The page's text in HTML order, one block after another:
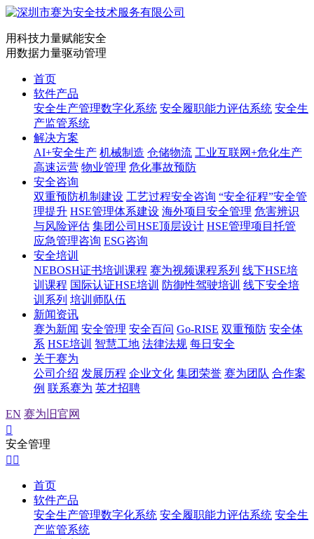
用科技力量赋能安全
用数据力量驱动管理
首页
软件产品
安全生产管理数字化系统 安全履职能力评估系统 安全生
产监管系统
解决方案
AI+安全生产 机械制造 仓储物流 工业互联网+危化生产
高速运营 物业管理 危化事故预防
安全咨询
双重预防机制建设 工艺过程安全咨询 “安全征程”安全管
理提升 HSE管理体系建设 海外项目安全管理 危害辨识
与风险评估 集团公司HSE顶层设计 HSE管理项目托管
应急管理咨询 ESG咨询
安全培训
NEBOSH证书培训课程 赛为视频课程系列 线下HSE培
训课程 国际认证HSE培训 防御性驾驶培训 线下安全培
训系列 培训师队伍
新闻资讯
赛为新闻 安全管理 安全百问 Go-RISE 双重预防 安全体
系 HSE培训 智慧工地 法律法规 每日安全
关于赛为
公司介绍 发展历程 企业文化 集团荣誉 赛为团队 合作案
例 联系赛为 英才招聘
EN 赛为旧官网

安全管理
 
首页
软件产品
安全生产管理数字化系统 安全履职能力评估系统 安全生
产监管系统